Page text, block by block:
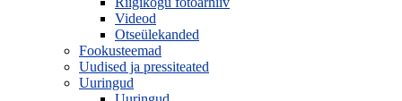
Videod
Otseülekanded
Fookusteemad
Uudised ja pressiteated
Uuringud